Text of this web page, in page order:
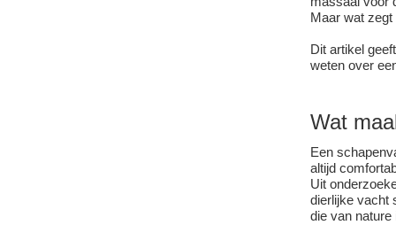
Maar wat
Dit artikel
weten over
Wat
Een
altijd
Uit
dierlijke vacht
die van